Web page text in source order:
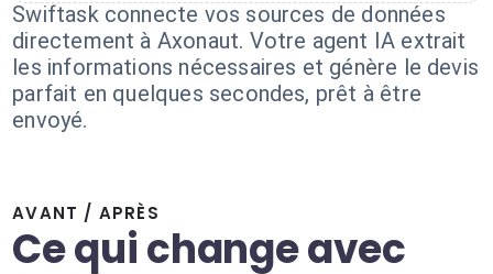
Swiftask connecte vos sources de données
directement à Axonaut. Votre agent IA extrait
les informations nécessaires et génère le devis
parfait en quelques secondes, prêt à être
envoyé.
AVANT / APRÈS
Ce qui change avec